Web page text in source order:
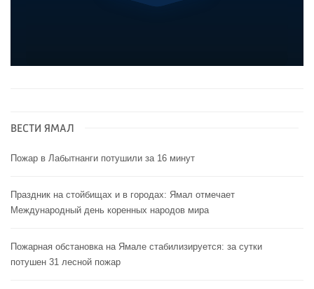
ВЕСТИ ЯМАЛ
Пожар в Лабытнанги потушили за 16 минут
Праздник на стойбищах и в городах: Ямал отмечает
Международный день коренных народов мира
Пожарная обстановка на Ямале стабилизируется: за сутки
потушен 31 лесной пожар